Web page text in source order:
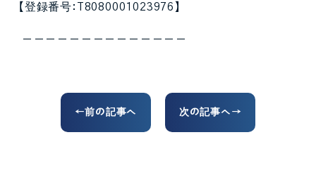
【登録番号:T8080001023976】
ーーーーーーーーーーーーーー
←前の記事へ 次の記事へ→